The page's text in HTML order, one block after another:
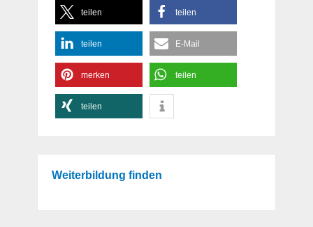
teilen teilen
teilen E-Mail
merken teilen
teilen
Weiterbildung finden